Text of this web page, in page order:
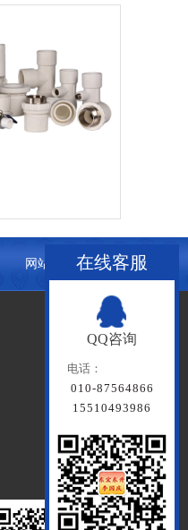
网站地图 在线客服
QQ咨询
电话：
010-87564866
15510493986